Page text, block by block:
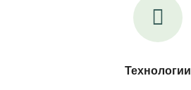
Технологии